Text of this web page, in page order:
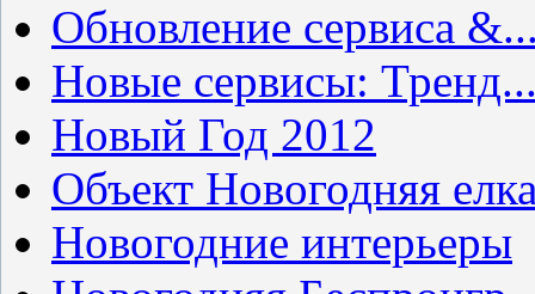
Обновление сервиса
Новые сервисы:
Новый Год 2012
Объект Новогодняя
Новогодние интерьеры